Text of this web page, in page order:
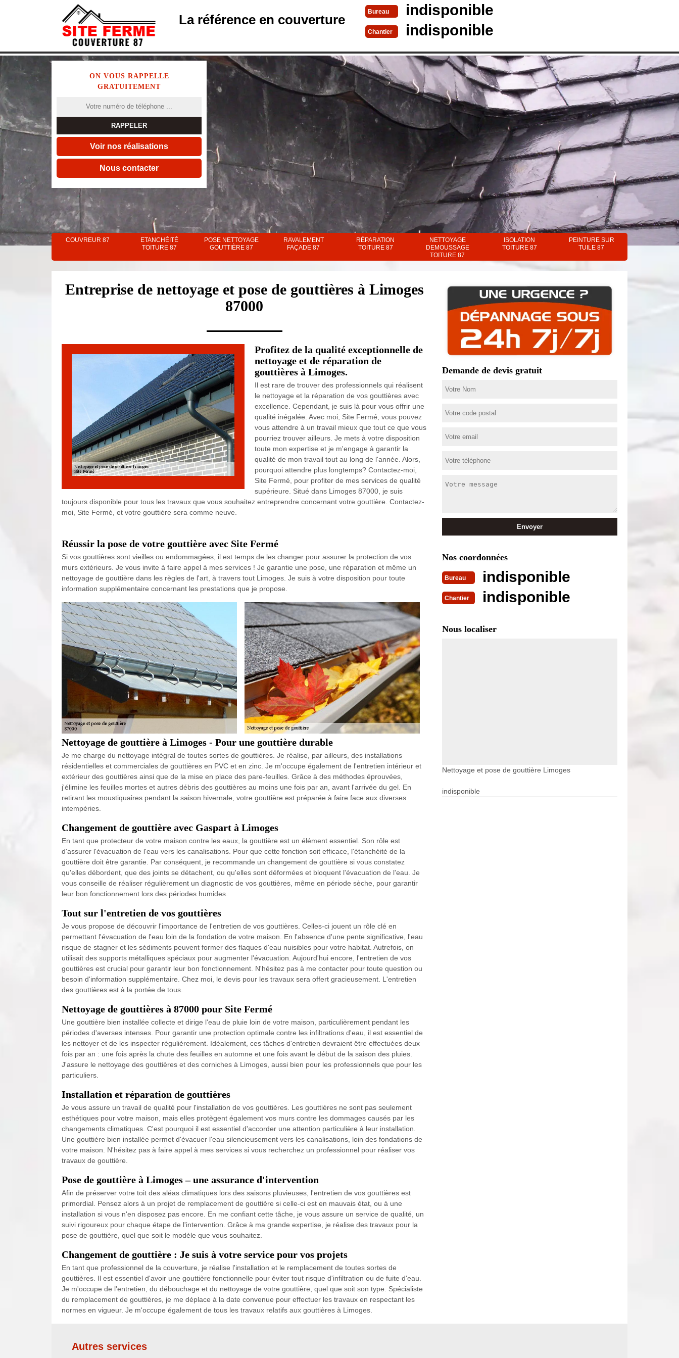
La référence en couverture
Bureau indisponible
Chantier indisponible
ON VOUS RAPPELLE
GRATUITEMENT
Voir nos réalisations
Nous contacter
COUVREUR 87
ETANCHÉITÉ
TOITURE 87
POSE NETTOYAGE
GOUTTIÈRE 87
RAVALEMENT
FAÇADE 87
RÉPARATION
TOITURE 87
NETTOYAGE
DEMOUSSAGE
TOITURE 87
ISOLATION
TOITURE 87
PEINTURE SUR
TUILE 87
Entreprise de nettoyage et pose de gouttières à Limoges
87000
Profitez de la qualité exceptionnelle de
nettoyage et de réparation de
gouttières à Limoges.
Il est rare de trouver des professionnels qui réalisent
le nettoyage et la réparation de vos gouttières avec
excellence. Cependant, je suis là pour vous offrir une
qualité inégalée. Avec moi, Site Fermé, vous pouvez
vous attendre à un travail mieux que tout ce que vous
pourriez trouver ailleurs. Je mets à votre disposition
toute mon expertise et je m'engage à garantir la
qualité de mon travail tout au long de l'année. Alors,
pourquoi attendre plus longtemps? Contactez-moi,
Site Fermé, pour profiter de mes services de qualité
supérieure. Situé dans Limoges 87000, je suis
toujours disponible pour tous les travaux que vous souhaitez entreprendre concernant votre gouttière. Contactez-
moi, Site Fermé, et votre gouttière sera comme neuve.
Réussir la pose de votre gouttière avec Site Fermé
Si vos gouttières sont vieilles ou endommagées, il est temps de les changer pour assurer la protection de vos
murs extérieurs. Je vous invite à faire appel à mes services ! Je garantie une pose, une réparation et même un
nettoyage de gouttière dans les règles de l'art, à travers tout Limoges. Je suis à votre disposition pour toute
information supplémentaire concernant les prestations que je propose.
Nettoyage de gouttière à Limoges - Pour une gouttière durable
Je me charge du nettoyage intégral de toutes sortes de gouttières. Je réalise, par ailleurs, des installations
résidentielles et commerciales de gouttières en PVC et en zinc. Je m'occupe également de l'entretien intérieur et
extérieur des gouttières ainsi que de la mise en place des pare-feuilles. Grâce à des méthodes éprouvées,
j'élimine les feuilles mortes et autres débris des gouttières au moins une fois par an, avant l'arrivée du gel. En
retirant les moustiquaires pendant la saison hivernale, votre gouttière est préparée à faire face aux diverses
intempéries.
Changement de gouttière avec Gaspart à Limoges
En tant que protecteur de votre maison contre les eaux, la gouttière est un élément essentiel. Son rôle est
d'assurer l'évacuation de l'eau vers les canalisations. Pour que cette fonction soit efficace, l'étanchéité de la
gouttière doit être garantie. Par conséquent, je recommande un changement de gouttière si vous constatez
qu'elles débordent, que des joints se détachent, ou qu'elles sont déformées et bloquent l'évacuation de l'eau. Je
vous conseille de réaliser régulièrement un diagnostic de vos gouttières, même en période sèche, pour garantir
leur bon fonctionnement lors des périodes humides.
Tout sur l'entretien de vos gouttières
Je vous propose de découvrir l'importance de l'entretien de vos gouttières. Celles-ci jouent un rôle clé en
permettant l'évacuation de l'eau loin de la fondation de votre maison. En l'absence d'une pente significative, l'eau
risque de stagner et les sédiments peuvent former des flaques d'eau nuisibles pour votre habitat. Autrefois, on
utilisait des supports métalliques spéciaux pour augmenter l'évacuation. Aujourd'hui encore, l'entretien de vos
gouttières est crucial pour garantir leur bon fonctionnement. N'hésitez pas à me contacter pour toute question ou
besoin d'information supplémentaire. Chez moi, le devis pour les travaux sera offert gracieusement. L'entretien
des gouttières est à la portée de tous.
Nettoyage de gouttières à 87000 pour Site Fermé
Une gouttière bien installée collecte et dirige l'eau de pluie loin de votre maison, particulièrement pendant les
périodes d'averses intenses. Pour garantir une protection optimale contre les infiltrations d'eau, il est essentiel de
les nettoyer et de les inspecter régulièrement. Idéalement, ces tâches d'entretien devraient être effectuées deux
fois par an : une fois après la chute des feuilles en automne et une fois avant le début de la saison des pluies.
J'assure le nettoyage des gouttières et des corniches à Limoges, aussi bien pour les professionnels que pour les
particuliers.
Installation et réparation de gouttières
Je vous assure un travail de qualité pour l'installation de vos gouttières. Les gouttières ne sont pas seulement
esthétiques pour votre maison, mais elles protègent également vos murs contre les dommages causés par les
changements climatiques. C'est pourquoi il est essentiel d'accorder une attention particulière à leur installation.
Une gouttière bien installée permet d'évacuer l'eau silencieusement vers les canalisations, loin des fondations de
votre maison. N'hésitez pas à faire appel à mes services si vous recherchez un professionnel pour réaliser vos
travaux de gouttière.
Pose de gouttière à Limoges – une assurance d'intervention
Afin de préserver votre toit des aléas climatiques lors des saisons pluvieuses, l'entretien de vos gouttières est
primordial. Pensez alors à un projet de remplacement de gouttière si celle-ci est en mauvais état, ou à une
installation si vous n'en disposez pas encore. En me confiant cette tâche, je vous assure un service de qualité, un
suivi rigoureux pour chaque étape de l'intervention. Grâce à ma grande expertise, je réalise des travaux pour la
pose de gouttière, quel que soit le modèle que vous souhaitez.
Changement de gouttière : Je suis à votre service pour vos projets
En tant que professionnel de la couverture, je réalise l'installation et le remplacement de toutes sortes de
gouttières. Il est essentiel d'avoir une gouttière fonctionnelle pour éviter tout risque d'infiltration ou de fuite d'eau.
Je m'occupe de l'entretien, du débouchage et du nettoyage de votre gouttière, quel que soit son type. Spécialiste
du remplacement de gouttières, je me déplace à la date convenue pour effectuer les travaux en respectant les
normes en vigueur. Je m'occupe également de tous les travaux relatifs aux gouttières à Limoges.
Demande de devis gratuit
Nos coordonnées
Bureau indisponible
Chantier indisponible
Nous localiser
Nettoyage et pose de gouttière Limoges
indisponible
Autres services